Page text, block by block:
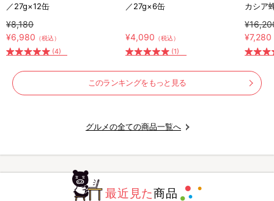
／27g×12缶
¥8,180
¥6,980 （税込）
(4)
／27g×6缶
¥4,090 （税込）
(1)
カシア
シア蜂
ト付き
¥7,280
このランキングをもっと見る
グルメの全ての商品一覧へ
最近見た商品